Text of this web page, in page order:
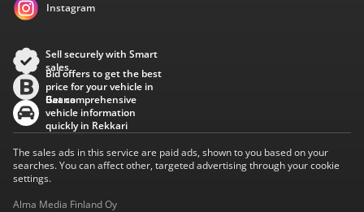
Instagram
Sell securely with Smart
sales
Bid offers to get the best
price for your vehicle in
Baana
Get comprehensive
vehicle information
quickly in Rekkari
The sales ads in this service are paid ads, shown to you based on your
searches. You can affect other, targeted advertising through your cookie
settings.
Alma Media Finland Oy